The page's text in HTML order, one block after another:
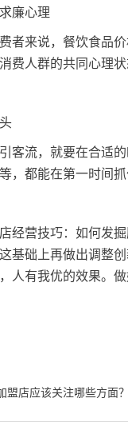
廉心理
来说，餐饮食品价
费人群的共同心理状
流，就要在合适的
，都能在第一时间
营技巧：如何发掘
基础上再做出调整
人有我优的效果。
盟店应该关注哪些方面？